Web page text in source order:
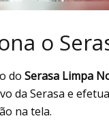
o
do Serasa Limpa
da Serasa e
na tela.